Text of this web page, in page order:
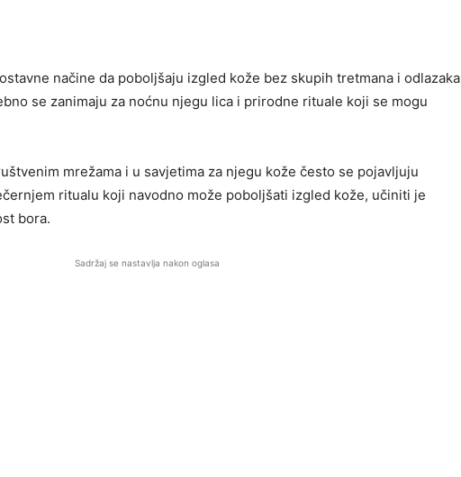
načine da poboljšaju izgled kože bez skupih tretmana i odlazaka
se zanimaju za noćnu njegu lica i prirodne rituale koji se mogu
mrežama i u savjetima za njegu kože često se pojavljuju
ritualu koji navodno može poboljšati izgled kože, učiniti je
bora.
Sadržaj se nastavlja nakon oglasa